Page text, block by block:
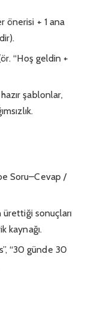
önerisi + 1 ana
“Hoş geldin +
şablonlar,
Soru–Cevap /
ürettiği sonuçları
kaynağı.
“30 günde 30